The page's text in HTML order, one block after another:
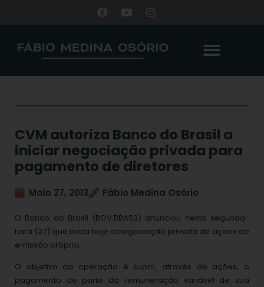
CVM autoriza Banco do Brasil a
iniciar negociação privada para
pagamento de diretores
Maio 27, 2013 Fábio Medina Osório
O Banco do Brasil (BOV:BBAS3) anunciou nesta segunda-
feira (27) que inicia hoje a negociação privada de ações de
emissão própria.
O objetivo da operação é suprir, através de ações, o
pagamento de parte da remuneração variável de sua